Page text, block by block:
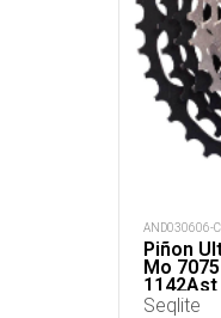
AND030606-C
Piñon
Mo
Seqlite